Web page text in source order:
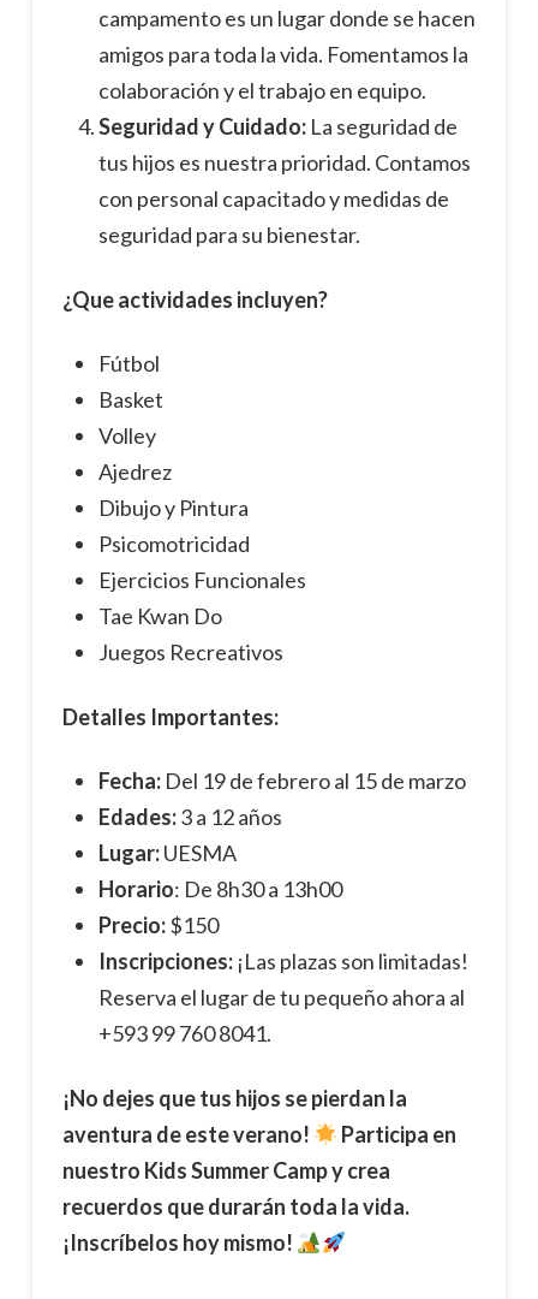
campamento es un lugar donde se hacen
amigos para toda la vida. Fomentamos la
colaboración y el trabajo en equipo.
Seguridad y Cuidado:La seguridad de
tus hijos es nuestra prioridad. Contamos
con personal capacitado y medidas de
seguridad para su bienestar.
¿Que actividades incluyen?
Fútbol
Basket
Volley
Ajedrez
Dibujo y Pintura
Psicomotricidad
Ejercicios Funcionales
Tae Kwan Do
Juegos Recreativos
Detalles Importantes:
Fecha:Del 19 de febrero al 15 de marzo
Edades:3 a 12 años
Lugar:UESMA
Horario: De 8h30 a 13h00
Precio:$150
Inscripciones:¡Las plazas son limitadas!
Reserva el lugar de tu pequeño ahora al
+593 99 760 8041.
¡No dejes que tus hijos se pierdan la
aventura de este verano!
Participa en
nuestro Kids Summer Camp y crea
recuerdos que durarán toda la vida.
¡Inscríbelos hoy mismo!